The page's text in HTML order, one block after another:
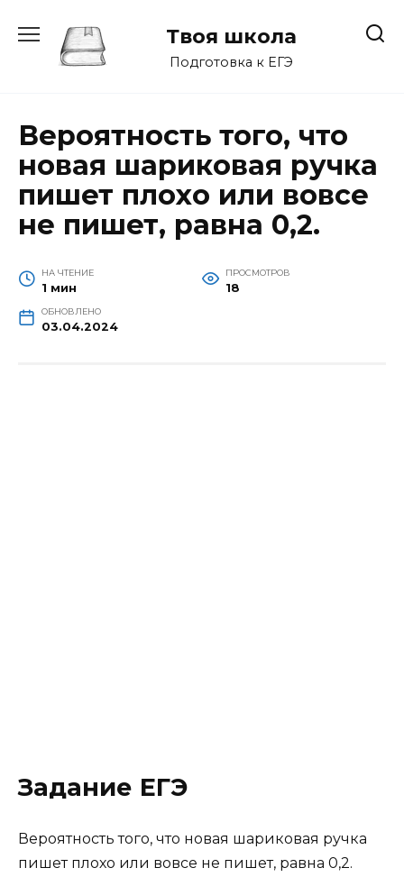
содержанию
Твоя школа
Подготовка к ЕГЭ
Вероятность того, что
новая шариковая ручка
пишет плохо или вовсе
не пишет, равна 0,2.
НА ЧТЕНИЕ
1 мин
ПРОСМОТРОВ
18
ОБНОВЛЕНО
03.04.2024
Задание ЕГЭ
Вероятность того, что новая шариковая ручка
пишет плохо или вовсе не пишет, равна 0,2.